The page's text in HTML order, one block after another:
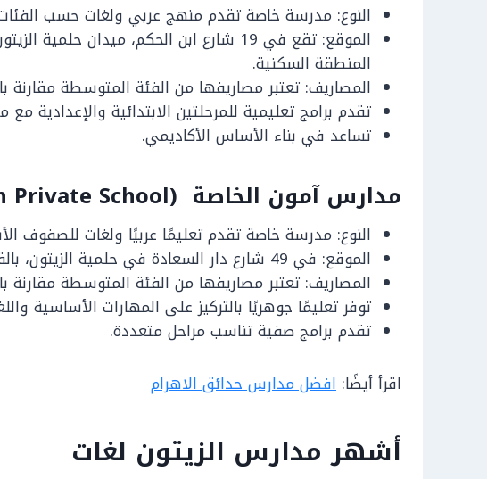
النوع: مدرسة خاصة تقدم منهج عربي ولغات حسب الفئات
الموقع: تقع في 19 شارع ابن الحكم، ميدان
المنطقة السكنية.
المصاريف: تعتبر مصاريفها من الفئة المتوسطة مقارنة
تقدم برامج تعليمية للمرحلتين الابتدائية والإعدادية
تساعد في بناء الأساس الأكاديمي.
مدارس آمون الخاصة (Amoon Private School)
النوع: مدرسة خاصة تقدم تعليمًا عربيًا ولغات للصفوف
الموقع: في 49 شارع دار السعادة في حلمية الزيتون، بالقرب من شارع سليمان الأول.
المصاريف: تعتبر مصاريفها من الفئة المتوسطة مقارنة
توفر تعليمًا جوهريًا بالتركيز على المهارات الأساسية
تقدم برامج صفية تناسب مراحل متعددة.
اقرأ أيضًا: افضل مدارس حدائق الاهرام
أشهر مدارس الزيتون لغات